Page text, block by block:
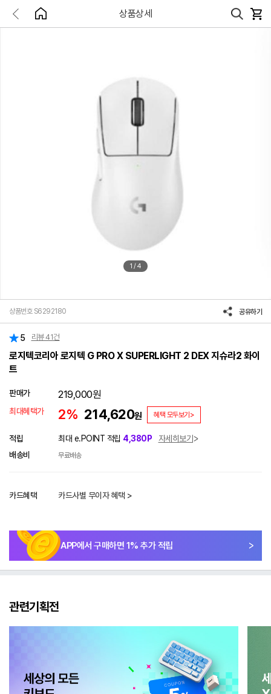
상품상세
1 /4
상품번호 S6292180 공유하기
5 리뷰41건
로지텍코리아 로지텍 G PRO X SUPERLIGHT 2 DEX 지슈라2 화이
트
판매가 219,000원
최대혜택가 2% 214,620원 혜택 모두보기>
적립 최대 e.POINT 적립 4,380P
자세히보기
배송비
무료배송
카드혜택 카드사별 무이자 혜택 >
APP에서 구매하면 1% 추가 적립
관련기획전